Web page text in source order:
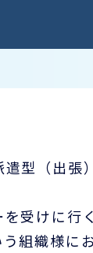
型（出張
を受けに
組織様にお